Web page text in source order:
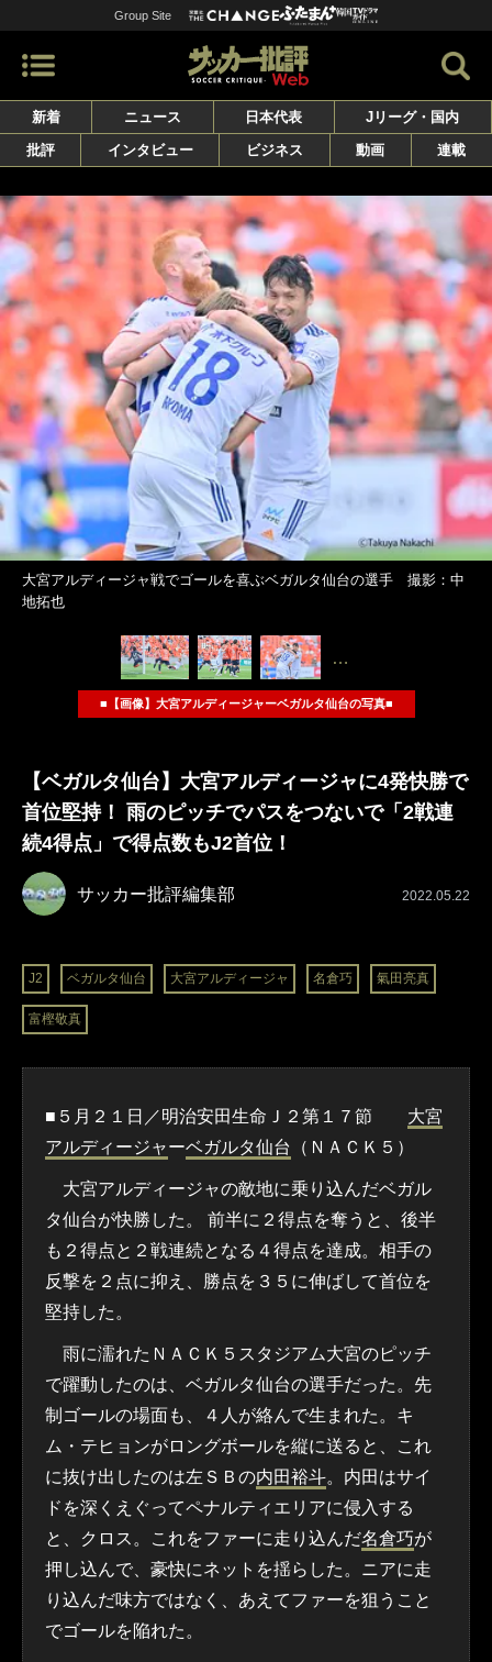
Group Site
新着 ニュース 日本代表
Jリーグ・国内
批評
インタビュー ビジネス 動画 連載
大宮アルディージャ戦でゴールを喜ぶベガルタ仙台の選手 撮影：中
地拓也
…
■【画像】大宮アルディージャーベガルタ仙台の写真■
【ベガルタ仙台】大宮アルディージャに4発快勝で
首位堅持！ 雨のピッチでパスをつないで「2戦連
続4得点」で得点数もJ2首位！
サッカー批評編集部 2022.05.22
J2 ベガルタ仙台 大宮アルディージャ 名倉巧 氣田亮真
富樫敬真
■５月２１日／明治安田生命Ｊ２第１７節 大宮
アルディージャーベガルタ仙台 （ＮＡＣＫ５）
大宮アルディージャの敵地に乗り込んだベガル
タ仙台が快勝した。 前半に２得点を奪うと、後半
も２得点と２戦連続となる４得点を達成。相手の
反撃を２点に抑え、勝点を３５に伸ばして首位を
堅持した。
雨に濡れたＮＡＣＫ５スタジアム大宮のピッチ
で躍動したのは、ベガルタ仙台の選手だった。先
制ゴールの場面も、４人が絡んで生まれた。キ
ム・テヒョンがロングボールを縦に送ると、これ
に抜け出したのは左ＳＢの内田裕斗。内田はサイ
ドを深くえぐってペナルティエリアに侵入する
と、クロス。これをファーに走り込んだ名倉巧が
押し込んで、豪快にネットを揺らした。ニアに走
り込んだ味方ではなく、あえてファーを狙うこと
でゴールを陥れた。